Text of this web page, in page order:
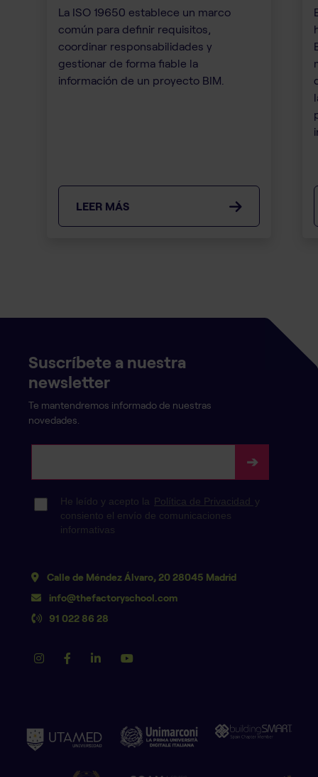
La ISO 19650 establece un marco
común para definir requisitos,
coordinar responsabilidades y
gestionar de forma fiable la
información de un proyecto BIM.
LEER MÁS
Suscríbete a nuestra
newsletter
Te mantendremos informado de nuestras
novedades.
Calle de Méndez Álvaro, 20 28045 Madrid
info@thefactoryschool.com
91 022 86 28